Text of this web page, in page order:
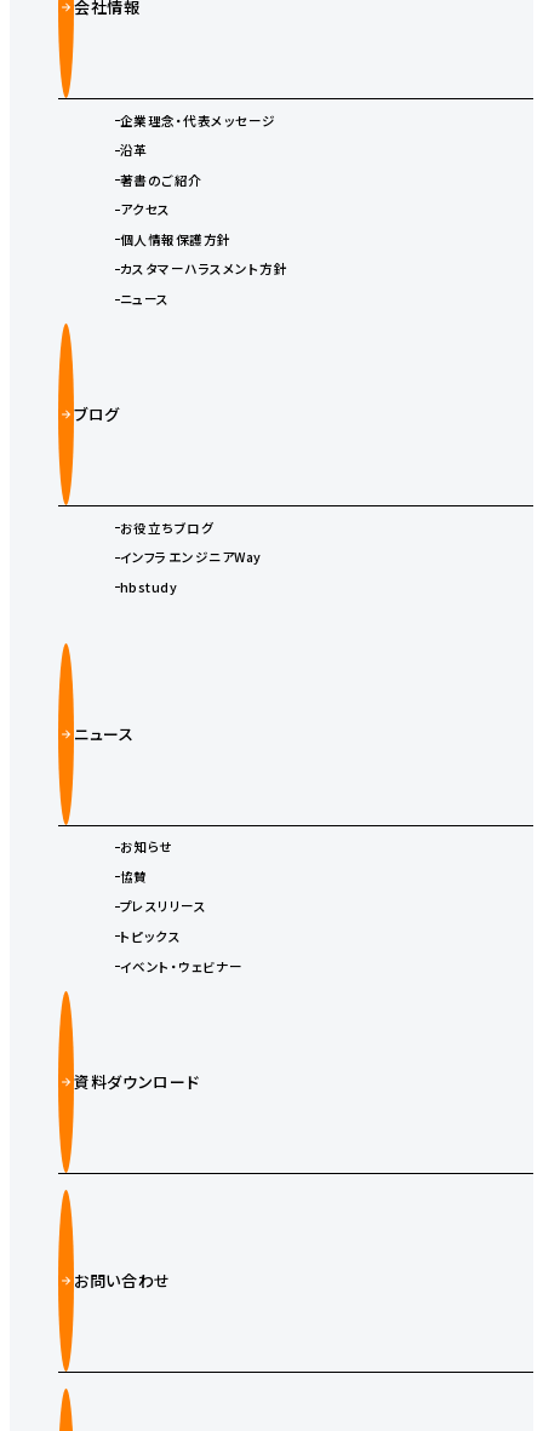
会社情報
企業理念・代表メッセージ
沿革
著書のご紹介
アクセス
個人情報保護方針
カスタマーハラスメント方針
ニュース
ブログ
お役立ちブログ
インフラエンジニアWay
hbstudy
ニュース
お知らせ
協賛
プレスリリース
トピックス
イベント・ウェビナー
資料ダウンロード
お問い合わせ